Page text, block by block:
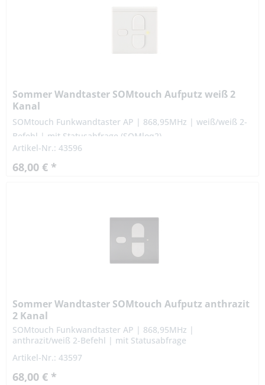
Sommer Wandtaster SOMtouch Aufputz weiß 2
Kanal
SOMtouch Funkwandtaster AP | 868,95MHz | weiß/weiß 2-
Befehl | mit Statusabfrage (SOMloq2)
Artikel-Nr.: 43596
68,00 € *
Sommer Wandtaster SOMtouch Aufputz anthrazit
2 Kanal
SOMtouch Funkwandtaster AP | 868,95MHz |
anthrazit/weiß 2-Befehl | mit Statusabfrage
Artikel-Nr.: 43597
68,00 € *